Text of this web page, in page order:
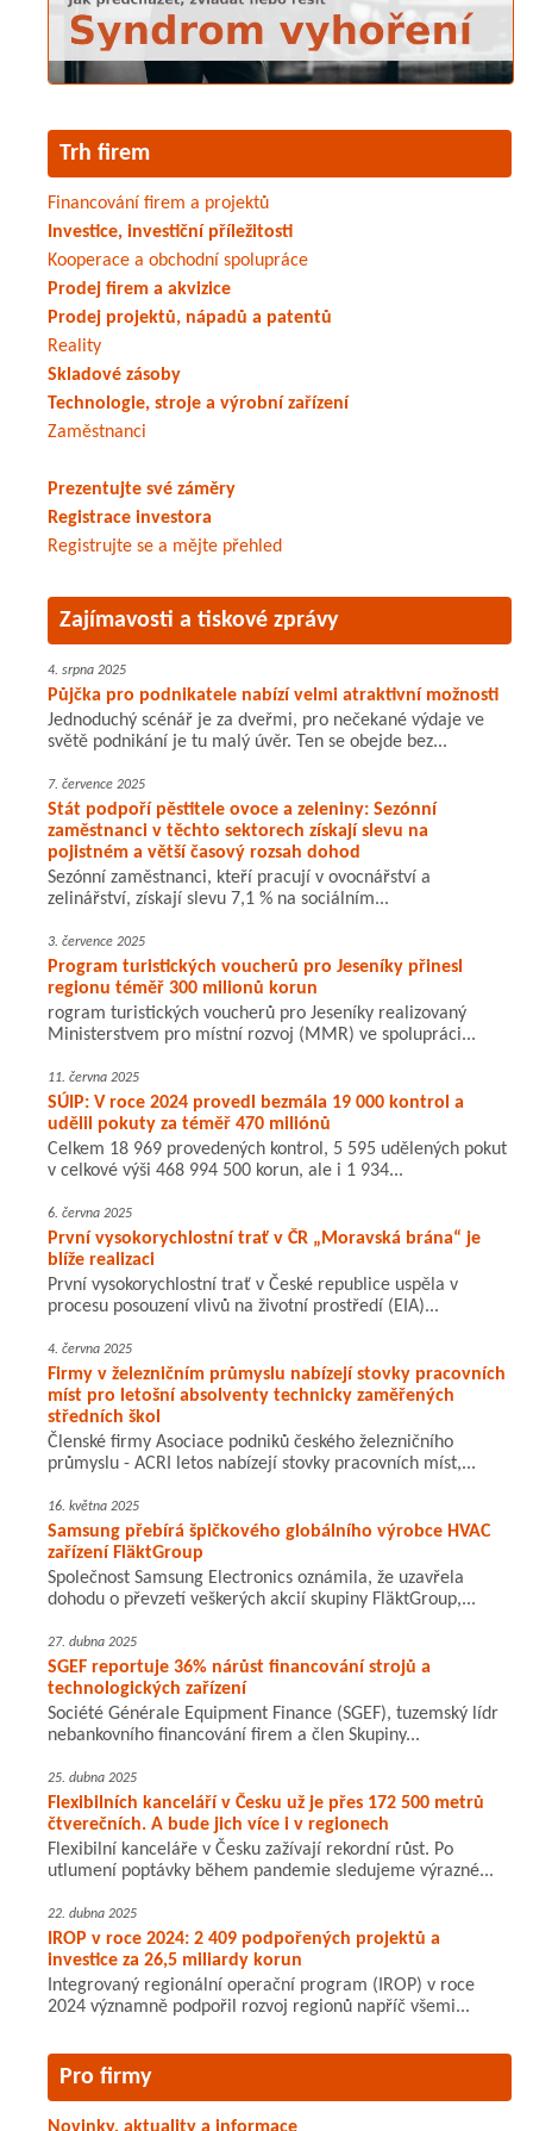
Trh firem
Financování firem a projektů
Investice, investiční příležitosti
Kooperace a obchodní spolupráce
Prodej firem a akvizice
Prodej projektů, nápadů a patentů
Reality
Skladové zásoby
Technologie, stroje a výrobní zařízení
Zaměstnanci
Prezentujte své záměry
Registrace investora
Registrujte se a mějte přehled
Zajímavosti a tiskové zprávy
4. srpna 2025
Půjčka pro podnikatele nabízí velmi atraktivní možnosti
Jednoduchý scénář je za dveřmi, pro nečekané výdaje ve
světě podnikání je tu malý úvěr. Ten se obejde bez...
7. července 2025
Stát podpoří pěstitele ovoce a zeleniny: Sezónní
zaměstnanci v těchto sektorech získají slevu na
pojistném a větší časový rozsah dohod
Sezónní zaměstnanci, kteří pracují v ovocnářství a
zelinářství, získají slevu 7,1 % na sociálním...
3. července 2025
Program turistických voucherů pro Jeseníky přinesl
regionu téměř 300 milionů korun
rogram turistických voucherů pro Jeseníky realizovaný
Ministerstvem pro místní rozvoj (MMR) ve spolupráci...
11. června 2025
SÚIP: V roce 2024 provedl bezmála 19 000 kontrol a
udělil pokuty za téměř 470 miliónů
Celkem 18 969 provedených kontrol, 5 595 udělených pokut
v celkové výši 468 994 500 korun, ale i 1 934...
6. června 2025
První vysokorychlostní trať v ČR „Moravská brána“ je
blíže realizaci
První vysokorychlostní trať v České republice uspěla v
procesu posouzení vlivů na životní prostředí (EIA)...
4. června 2025
Firmy v železničním průmyslu nabízejí stovky pracovních
míst pro letošní absolventy technicky zaměřených
středních škol
Členské firmy Asociace podniků českého železničního
průmyslu - ACRI letos nabízejí stovky pracovních míst,...
16. května 2025
Samsung přebírá špičkového globálního výrobce HVAC
zařízení FläktGroup
Společnost Samsung Electronics oznámila, že uzavřela
dohodu o převzetí veškerých akcií skupiny FläktGroup,...
27. dubna 2025
SGEF reportuje 36% nárůst financování strojů a
technologických zařízení
Société Générale Equipment Finance (SGEF), tuzemský lídr
nebankovního financování firem a člen Skupiny...
25. dubna 2025
Flexibilních kanceláří v Česku už je přes 172 500 metrů
čtverečních. A bude jich více i v regionech
Flexibilní kanceláře v Česku zažívají rekordní růst. Po
utlumení poptávky během pandemie sledujeme výrazné...
22. dubna 2025
IROP v roce 2024: 2 409 podpořených projektů a
investice za 26,5 miliardy korun
Integrovaný regionální operační program (IROP) v roce
2024 významně podpořil rozvoj regionů napříč všemi...
Pro firmy